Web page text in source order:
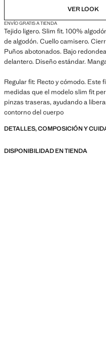
VER LOOK
ENVÍO GRATIS A TIENDA
Tejido ligero. Slim fit. 100%
de algodón. Cuello camisero.
Puños abotonados. Bajo
delantero. Diseño estándar.
Regular fit: Recto y cómodo. Este
medidas que el modelo slim fit
pinzas traseras, ayudando a
contorno del cuerpo
DETALLES, COMPOSICIÓN Y
DISPONIBILIDAD EN TIENDA